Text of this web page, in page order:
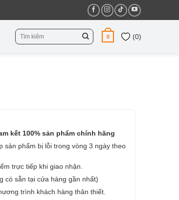
Tìm
kiếm:
0 (0)
kết 100% sản phẩm chính hãng
phẩm bị lỗi trong vòng 3 ngày theo
trực tiếp khi giao nhận.
có sẵn tại cửa hàng gần nhất)
trình khách hàng thân thiết.